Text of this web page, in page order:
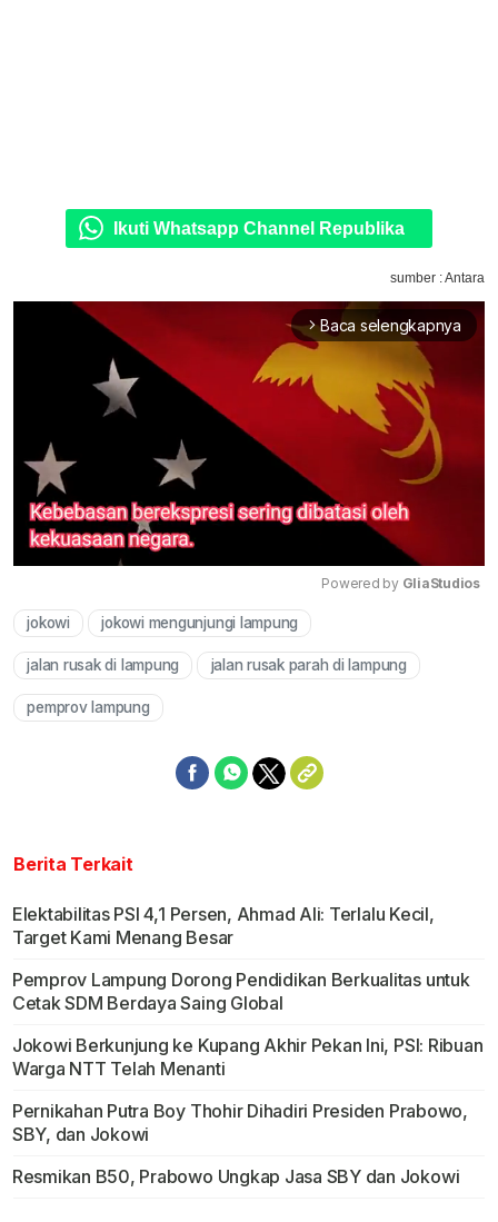
Ikuti Whatsapp Channel Republika
sumber : Antara
arrow_forward_ios Baca selengkapnya
Powered by GliaStudios
jokowi jokowi mengunjungi lampung
jalan rusak di lampung jalan rusak parah di lampung
pemprov lampung
Berita Terkait
Elektabilitas PSI 4,1 Persen, Ahmad Ali: Terlalu Kecil,
Target Kami Menang Besar
Pemprov Lampung Dorong Pendidikan Berkualitas untuk
Cetak SDM Berdaya Saing Global
Jokowi Berkunjung ke Kupang Akhir Pekan Ini, PSI: Ribuan
Warga NTT Telah Menanti
Pernikahan Putra Boy Thohir Dihadiri Presiden Prabowo,
SBY, dan Jokowi
Resmikan B50, Prabowo Ungkap Jasa SBY dan Jokowi